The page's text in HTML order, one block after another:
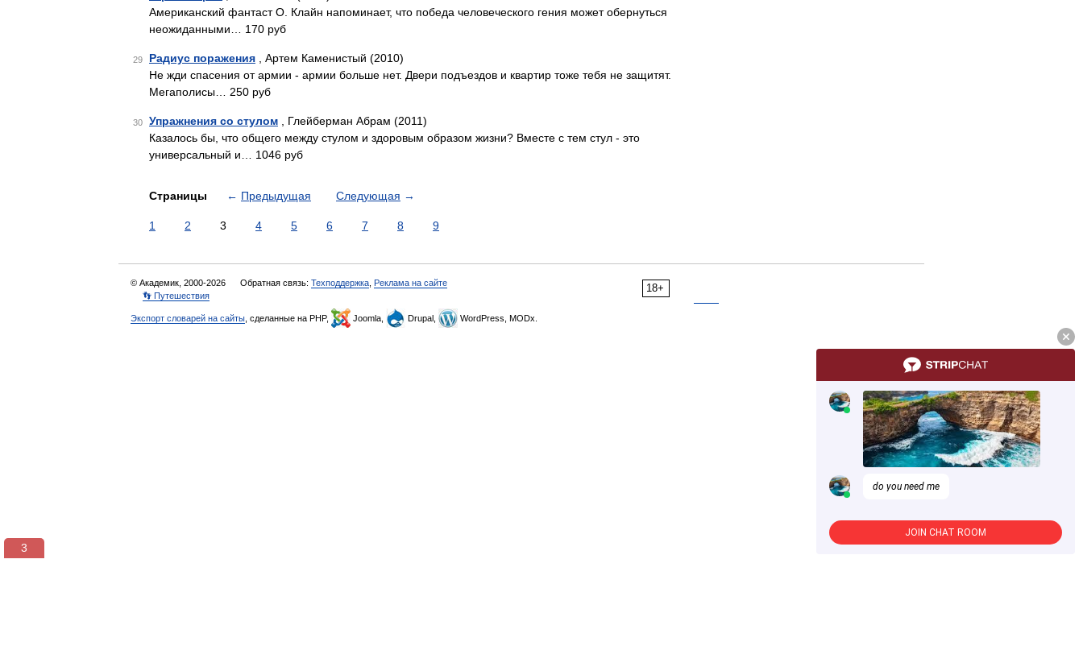
Американский фантаст О. Клайн напоминает, что победа человеческого гения может обернуться
неожиданными… 170 руб
29 Радиус поражения , Артем Каменистый (2010)
Не жди спасения от армии - армии больше нет. Двери подъездов и квартир тоже тебя не защитят.
Мегаполисы… 250 руб
30 Упражнения со стулом , Глейберман Абрам (2011)
Казалось бы, что общего между стулом и здоровым образом жизни? Вместе с тем стул - это
универсальный и… 1046 руб
Страницы ← Предыдущая Следующая →
1 2 3 4 5 6 7 8 9
18+
© Академик, 2000-2026 Обратная связь: Техподдержка Реклама на сайте
👣 Путешествия
Экспорт словарей на сайты , сделанные на PHP, Joomla, Drupal, WordPress, MODx.
3